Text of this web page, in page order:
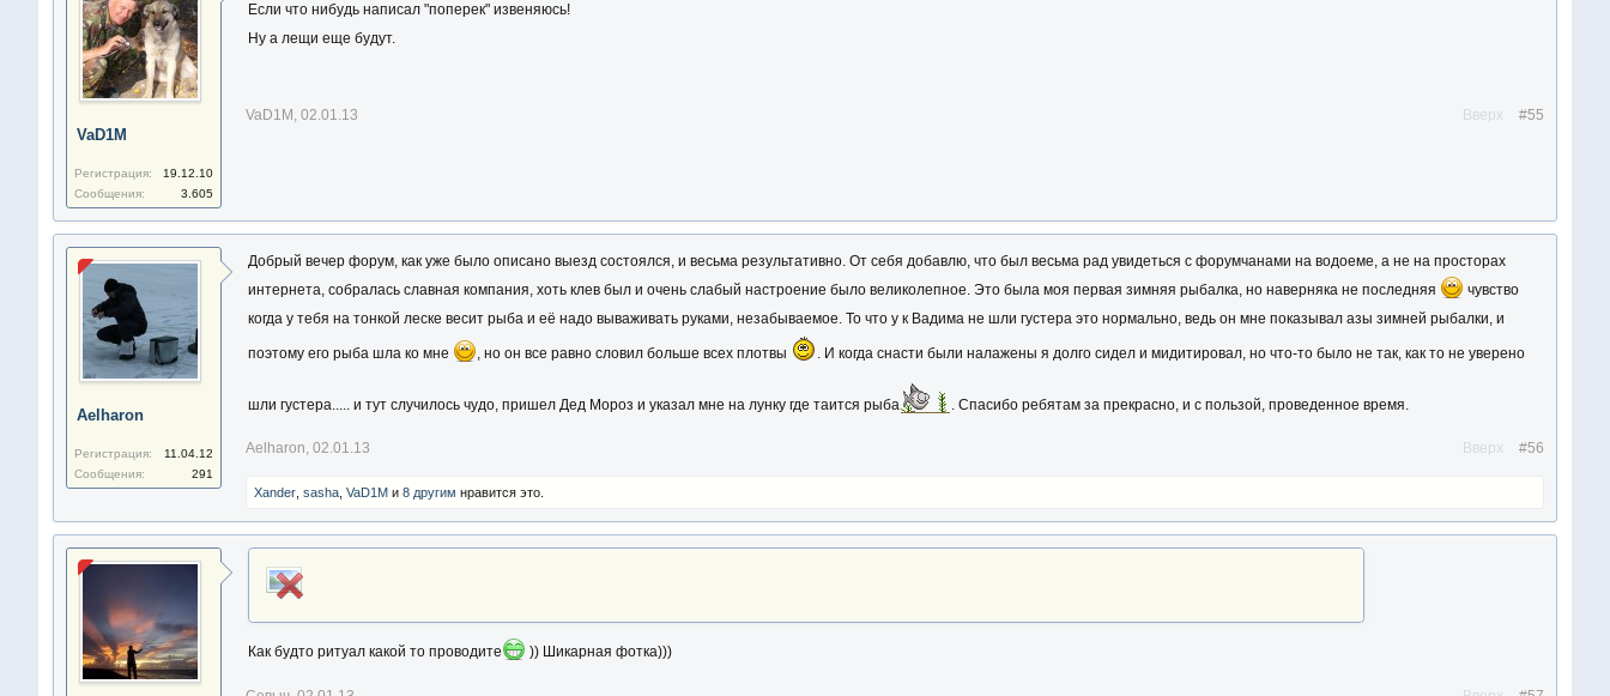
VaD1M
Регистрация:
19.12.10
Сообщения:
3.605
Если что нибудь написал "поперек" извеняюсь!
Ну а лещи еще будут.
VaD1M , 02.01.13 #55
Вверх
Aelharon
Регистрация:
11.04.12
Сообщения:
291
Добрый вечер форум, как уже было описано выезд состоялся, и весьма результативно. От себя добавлю, что был весьма рад увидеться с форумчанами на водоеме, а не на просторах
интернета, собралась славная компания, хоть клев был и очень слабый настроение было великолепное. Это была моя первая зимняя рыбалка, но наверняка не последняя
чувство
когда у тебя на тонкой леске весит рыба и её надо вываживать руками, незабываемое. То что у к Вадима не шли густера это нормально, ведь он мне показывал азы зимней рыбалки, и
поэтому его рыба шла ко мне , но он все равно словил больше всех плотвы . И когда снасти были налажены я долго сидел и мидитировал, но что-то было не так, как то не уверено
шли густера..... и тут случилось чудо, пришел Дед Мороз и указал мне на лунку где таится рыба . Спасибо ребятам за прекрасно, и с пользой, проведенное время.
Aelharon, 02.01.13 #56
Вверх
Xander, sasha, VaD1Mи 8 другим нравится это.
Как будто ритуал какой то проводите )) Шикарная фотка)))